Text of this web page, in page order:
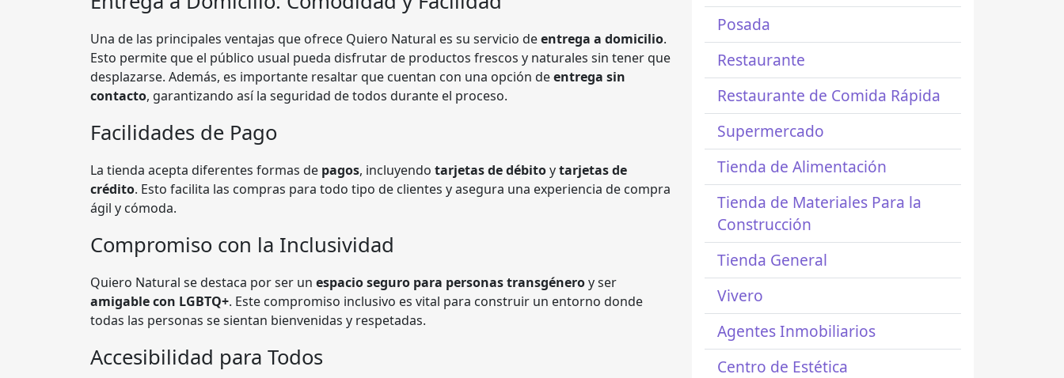
Una de las principales ventajas que ofrece Quiero Natural es su servicio deentrega a domicilio.
Esto permite que el público usual pueda disfrutar de productos frescos y naturales sin tener que
desplazarse. Además, es importante resaltar que cuentan con una opción deentrega sin
contacto, garantizando así la seguridad de todos durante el proceso.
Facilidades de Pago
La tienda acepta diferentes formas de pagos, incluyendo tarjetas de débitoytarjetas de
crédito. Esto facilita las compras para todo tipo de clientes y asegura una experiencia de compra
ágil y cómoda.
Compromiso con la Inclusividad
Quiero Natural se destaca por ser un espacio seguro para personas transgéneroy ser
amigable con LGBTQ+. Este compromiso inclusivo es vital para construir un entorno donde
todas las personas se sientan bienvenidas y respetadas.
Accesibilidad para Todos
Posada
Restaurante
Restaurante de Comida Rápida
Supermercado
Tienda de Alimentación
Tienda de Materiales Para la
Construcción
Tienda General
Vivero
Agentes Inmobiliarios
Centro de Estética